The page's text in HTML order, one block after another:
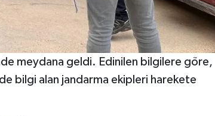
meydana geldi. Edinilen bilgilere göre,
bilgi alan jandarma ekipleri harekete